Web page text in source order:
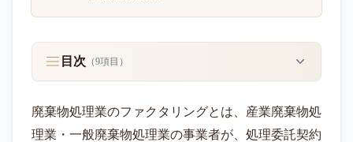
目次 （9項目）
廃棄物処理業のファクタリングとは、産業廃棄物処
理業・一般廃棄物処理業の事業者が、処理委託契約